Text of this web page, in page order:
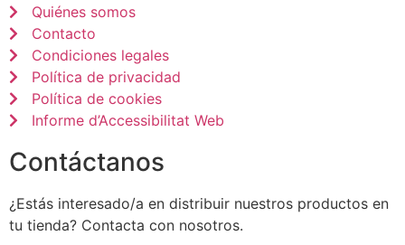
Quiénes somos
Contacto
Condiciones legales
Política de privacidad
Política de cookies
Informe d’Accessibilitat Web
Contáctanos
¿Estás interesado/a en distribuir nuestros productos en
tu tienda? Contacta con nosotros.